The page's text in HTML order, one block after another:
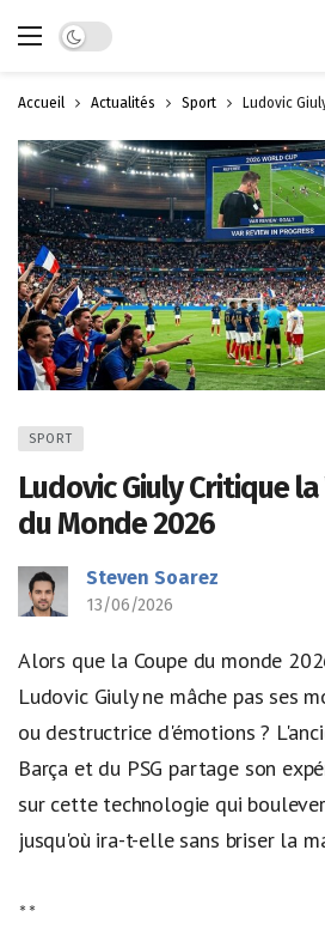
Dark mode
Accueil Actualités Sport Ludovic
SPORT
Ludovic Giuly Critique la
du Monde 2026
Steven Soarez
13/06/2026
Alors que la Coupe du monde
Ludovic Giuly ne mâche pas ses
ou destructrice d'émotions ?
Barça et du PSG partage son
sur cette technologie qui
jusqu'où ira-t-elle sans briser la
**